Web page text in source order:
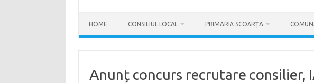
HOME CONSILIUL LOCAL PRIMARIA SCOARȚA
Anunț concurs recrutare consilier,